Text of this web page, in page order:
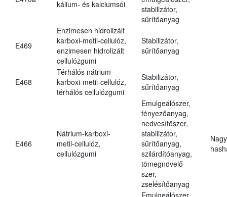
kálium- és kalciumsói
stabilizátor,
sűrítőanyag
E469
Enzimesen hidrolizált
karboxi-metil-cellulóz,
enzimesen hidrolizált
cellulózgumi
Stabilizátor,
sűrítőanyag
E468
Térhálós nátrium-
karboxi-metil-cellulóz,
térhálós cellulózgumi
Stabilizátor,
sűrítőanyag
E466
Nátrium-karboxi-
metil-cellulóz,
cellulózgumi
Emulgeálószer,
fényezőanyag,
nedvesítőszer,
stabilizátor,
sűrítőanyag,
szilárdítóanyag,
tömegnövelő
szer,
zselésítőanyag
Emulgeálószer,